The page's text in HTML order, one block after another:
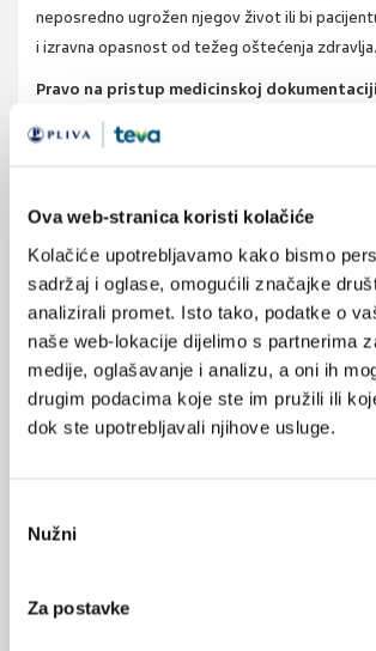
Ova web-stranica koristi kolačiće
Kolačiće upotrebljavamo kako bismo
sadržaj i oglase, omogućili značajke
analizirali promet. Isto tako, podatke o
naše web-lokacije dijelimo s partnerima
medije, oglašavanje i analizu, a oni ih
drugim podacima koje ste im pružili ili
dok ste upotrebljavali njihove usluge.
pristanka
Nužni
Za postavke
neposredno ugrožen njegov život ili bi
i izravna opasnost od težeg oštećenja zdravlja.
Pravo na pristup medicinskoj dokumentaciji
Svaki pacijent ima pravo na pristup cjelokupnoj
presliku medicinske dokumentacije. U slučaju
ako to pacijent nije za života izričito zabranio,
medicinsku dokumentaciju imat će bračni ili
pacijenta, punoljetno dijete, roditelj, punoljetni
zakonski zastupnik, odnosno skrbnik pacijenta.
Odbijanje primitka obavijesti
Svaka osoba na temelju potpisane izjave ima
Pacijent ima pravo na naknadu štete, sukladno